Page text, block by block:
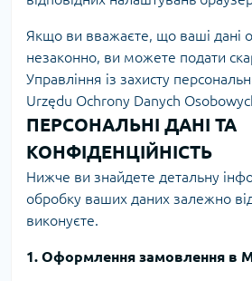
Якщо ви вважаєте, що ваші дані
незаконно, ви можете подати
Управління із захисту
Urzędu Ochrony Danych
ПЕРСОНАЛЬНІ ДАНІ ТА
КОНФІДЕНЦІЙНІСТЬ
Нижче ви знайдете детальну
обробку ваших даних залежно від
виконуєте.
1. Оформлення замовлення в